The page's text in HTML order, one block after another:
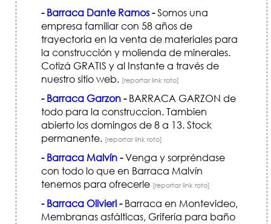
- Barraca Dante Ramos-Somos una
empresa familiar con 58 años de
trayectoria en la venta de materiales para
la construcción y molienda de minerales.
Cotizá GRATIS y al Instante a través de
nuestro sitio web. [reportar link roto]
- Barraca Garzon-BARRACA GARZON de
todo para la construccion. Tambien
abierto los domingos de 8 a 13. Stock
permanente. [reportar link roto]
- Barraca Malvín-Venga y sorpréndase
con todo lo que en Barraca Malvín
tenemos para ofrecerle [reportar link roto]
- Barraca Olivieri-Barraca en Montevideo,
Membranas asfálticas, Grifería para baño